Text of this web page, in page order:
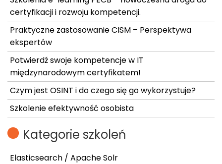
certyfikacji i rozwoju kompetencji.
Praktyczne zastosowanie CISM – Perspektywa
ekspertów
Potwierdź swoje kompetencje w IT
międzynarodowym certyfikatem!
Czym jest OSINT i do czego się go wykorzystuje?
Szkolenie efektywność osobista
Kategorie szkoleń
Elasticsearch / Apache Solr